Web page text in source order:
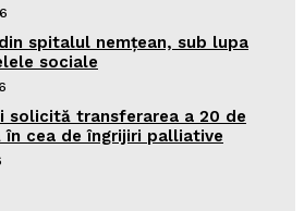
spitalul nemţean, sub lupa
sociale
solicită transferarea a 20 de
cea de îngrijiri palliative